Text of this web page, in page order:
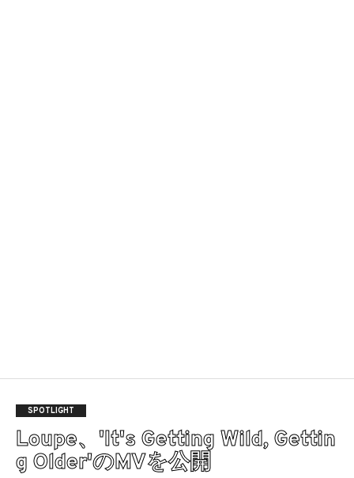
SPOTLIGHT
Loupe、'It's Getting Wild, Gettin
g Older'のMVを公開